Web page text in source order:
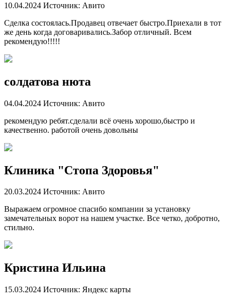
10.04.2024 Источник: Авито
Сделка состоялась.Продавец отвечает быстро.Приехали в тот
же день когда договаривались.Забор отличный. Всем
рекомендую!!!!!
солдатова нюта
04.04.2024 Источник: Авито
рекомендую ребят.сделали всё очень хорошо,быстро и
качественно. работой очень довольны
Клиника "Стопа Здоровья"
20.03.2024 Источник: Авито
Выражаем огромное спасибо компании за установку
замечательных ворот на нашем участке. Все четко, добротно,
стильно.
Кристина Ильина
15.03.2024 Источник: Яндекс карты